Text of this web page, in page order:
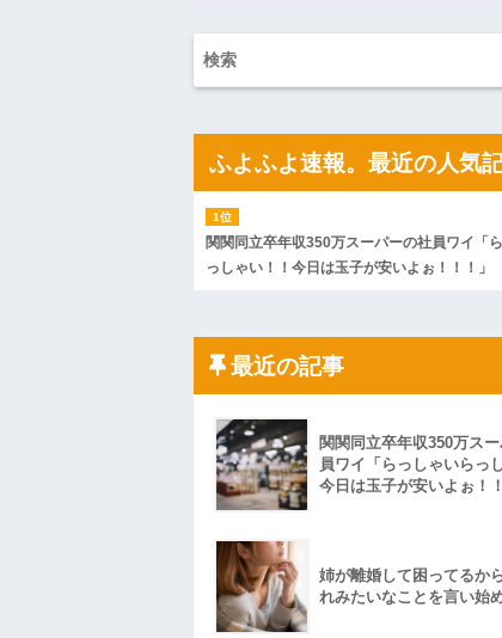
【画像】ワイ「アルファードいいな
りな！」ワイ「金額おかしくね？」←
家庭菜園やってるけど、最近空芯菜
【悲報】ちいかわの映画を見たイラ
悪影響は計り知れない｣←これw w w w
【悲報】Z世代「なんでセルフレジ
兄嫁「正月に帰るから、ゲームと、
とけよ」寝起きの私「知るかボケ」兄
ハードオフに売っていた4万4000円
私「ちょっと、人の家の金庫触らな
たから、開けてみようとしただけ☆』
果・・・
私「初めて飲む味だけどなんのお茶
【GIF】JSのカンチョーワロタ
後続車にクラクションを鳴らされ彼
んだ！降りてこいよ！」と怒鳴りだし...
【衝撃】報酬100万円超の治験募集
【ネット騒然】惨殺されたタワマン
ｗｗｗｗｗｗｗｗｗｗ
【愕然】白のクラウン俺氏、高速道
wwwwwwwwwwww
百年の恋12-899 食べた量を張り合
【悲報】佐藤輝明・・・２軍でも盛
れ
ふよふよ速報。最近の人気
関関同立卒年収350万スーパーの社員ワイ「
っしゃい！！今日は玉子が安いよぉ！！！」
最近の記事
関関同立卒年収350万ス
員ワイ「らっしゃいらっ
今日は玉子が安いよぉ！！
姉が離婚して困ってるか
れみたいなことを言い始